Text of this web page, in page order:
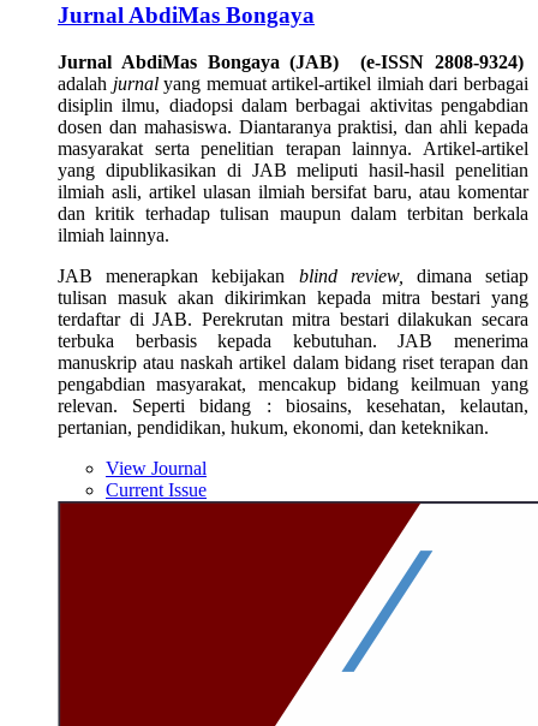
Jurnal AbdiMas Bongaya
Jurnal AbdiMas Bongaya (JAB) (e-ISSN 2808-9324)
adalah jurnalyang memuat artikel-artikel ilmiah dari berbagai
disiplin ilmu, diadopsi dalam berbagai aktivitas pengabdian
dosen dan mahasiswa. Diantaranya praktisi, dan ahli kepada
masyarakat serta penelitian terapan lainnya. Artikel-artikel
yang dipublikasikan di JAB meliputi hasil-hasil penelitian
ilmiah asli, artikel ulasan ilmiah bersifat baru, atau komentar
dan kritik terhadap tulisan maupun dalam terbitan berkala
ilmiah lainnya.
JAB menerapkan kebijakan blind review, dimana setiap
tulisan masuk akan dikirimkan kepada mitra bestari yang
terdaftar di JAB. Perekrutan mitra bestari dilakukan secara
terbuka berbasis kepada kebutuhan. JAB menerima
manuskrip atau naskah artikel dalam bidang riset terapan dan
pengabdian masyarakat, mencakup bidang keilmuan yang
relevan. Seperti bidang : biosains, kesehatan, kelautan,
pertanian, pendidikan, hukum, ekonomi, dan keteknikan.
View Journal
Current Issue